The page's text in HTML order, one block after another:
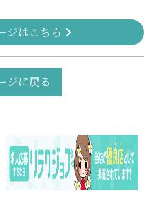
ジはこちら
ジに戻る